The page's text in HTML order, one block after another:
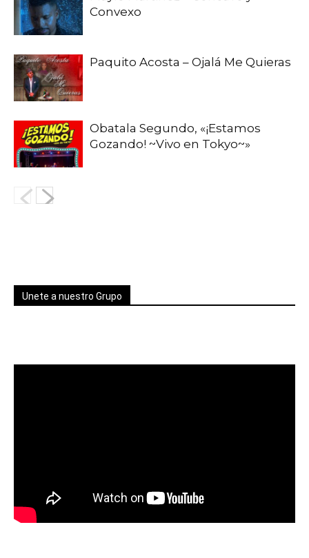
Convexo
Paquito Acosta – Ojalá Me Quieras
Obatala Segundo, «¡Estamos
Gozando! ~Vivo en Tokyo~»
Unete a nuestro Grupo